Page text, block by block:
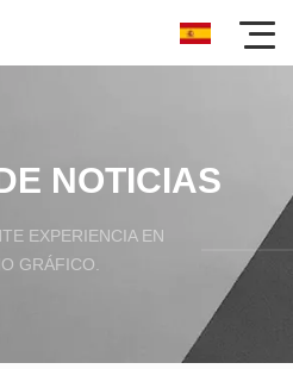
NOTICIAS
EXPERIENCIA EN
GRÁFICO.